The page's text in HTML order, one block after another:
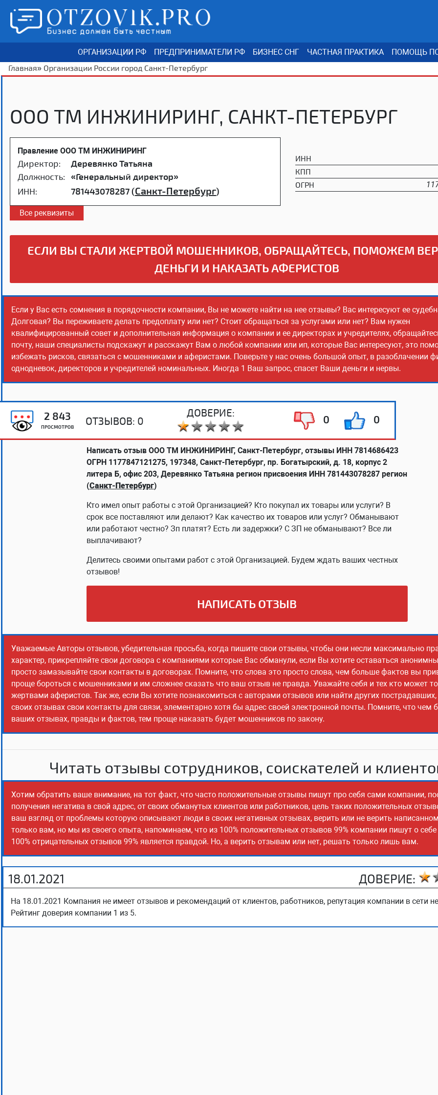
ОРГАНИЗАЦИИ РФ ПРЕДПРИНИМАТЕЛИ РФ БИЗНЕС СНГ ЧАСТНАЯ ПРАКТИКА
ПОМОЩЬ
Главная» Организации России город Санкт-Петербург
ООО ТМ ИНЖИНИРИНГ, САНКТ-ПЕТЕРБУРГ
Правление ООО ТМ ИНЖИНИРИНГ
Директор:
Деревянко Татьяна
Должность: «Генеральный директор»
ИНН:
781443078287 (Санкт-Петербург)
ИНН
КПП
ОГРН
Все реквизиты
ЕСЛИ ВЫ СТАЛИ ЖЕРТВОЙ МОШЕННИКОВ, ОБРАЩАЙТЕСЬ, ПОМОЖЕМ
ДЕНЬГИ И НАКАЗАТЬ АФЕРИСТОВ
Если у Вас есть сомнения в порядочности компании, Вы не можете найти на нее отзывы? Вас интересуют ее
Долговая? Вы переживаете делать предоплату или нет? Стоит обращаться за услугами или нет? Вам нужен
квалифицированный совет и дополнительная информация о компании и ее директорах и учредителях,
почту, наши специалисты подскажут и расскажут Вам о любой компании или ип, которые Вас интересуют, это
избежать рисков, связаться с мошенниками и аферистами. Поверьте у нас очень большой опыт, в разоблачении
однодневок, директоров и учредителей номинальных. Иногда 1 Ваш запрос, спасет Ваши деньги и нервы.
2 843
ПРОСМОТРОВ
ОТЗЫВОВ: 0
ДОВЕРИЕ:
0 0
Написать отзыв ООО ТМ ИНЖИНИРИНГ, Санкт-Петербург, отзывы ИНН 7814686423
ОГРН 1177847121275, 197348, Санкт-Петербург, пр. Богатырский, д. 18, корпус 2
литера Б, офис 203, Деревянко Татьяна регион присвоения ИНН 781443078287 регион
(Санкт-Петербург)
Кто имел опыт работы с этой Организацией? Кто покупал их товары или услуги? В
срок все поставляют или делают? Как качество их товаров или услуг? Обманывают
или работают честно? Зп платят? Есть ли задержки? С ЗП не обманывают? Все ли
выплачивают?
Делитесь своими опытами работ с этой Организацией. Будем ждать ваших честных
отзывов!
НАПИСАТЬ ОТЗЫВ
Уважаемые Авторы отзывов, убедительная просьба, когда пишите свои отзывы, чтобы они несли максимально
характер, прикрепляйте свои договора с компаниями которые Вас обманули, если Вы хотите оставаться
просто замазывайте свои контакты в договорах. Помните, что слова это просто слова, чем больше фактов вы
проще бороться с мошенниками и им сложнее сказать что ваш отзыв не правда. Уважайте себя и тех кто может
жертвами аферистов. Так же, если Вы хотите познакомиться с авторами отзывов или найти других
своих отзывах свои контакты для связи, элементарно хотя бы адрес своей электронной почты. Помните, что чем
ваших отзывах, правды и фактов, тем проще наказать будет мошенников по закону.
Читать отзывы сотрудников, соискателей и
Хотим обратить ваше внимание, на тот факт, что часто положительные отзывы пишут про себя сами компании,
получения негатива в свой адрес, от своих обманутых клиентов или работников, цель таких положительных
ваш взгляд от проблемы которую описывают люди в своих негативных отзывах, верить или не верить
только вам, но мы из своего опыта, напоминаем, что из 100% положительных отзывов 99% компании пишут о
100% отрицательных отзывов 99% является правдой. Но, а верить отзывам или нет, решать только лишь вам.
18.01.2021 ДОВЕРИЕ:
На 18.01.2021 Компания не имеет отзывов и рекомендаций от клиентов, работников, репутация компании в сети
Рейтинг доверия компании 1 из 5.